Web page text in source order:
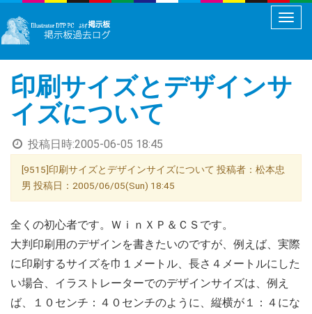
メ
ュ
ー
え
印刷サイズとデザインサ
イズについて
投稿日時:2005-06-05 18:45
[9515]印刷サイズとデザインサイズについて 投稿者：松本忠
男 投稿日：2005/06/05(Sun) 18:45
全くの初心者です。ＷｉｎＸＰ＆ＣＳです。
大判印刷用のデザインを書きたいのですが、例えば、実際
に印刷するサイズを巾１メートル、長さ４メートルにした
い場合、イラストレーターでのデザインサイズは、例え
ば、１０センチ：４０センチのように、縦横が１：４にな